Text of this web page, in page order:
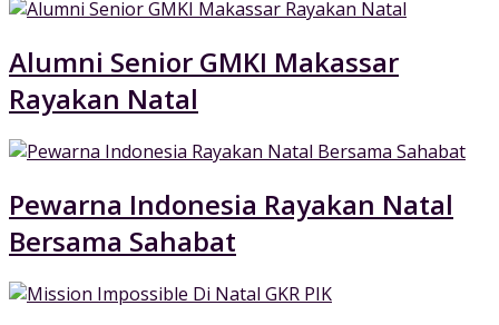
Alumni Senior GMKI Makassar
Rayakan Natal
Pewarna Indonesia Rayakan Natal
Bersama Sahabat